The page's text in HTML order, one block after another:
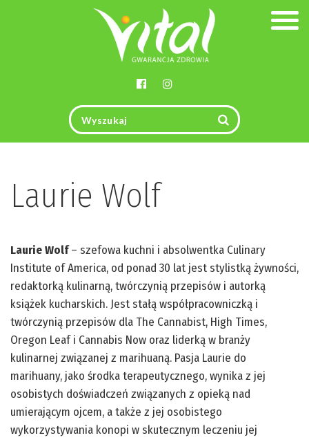
Laurie Wolf
Laurie Wolf– szefowa kuchni i absolwentka Culinary
Institute of America, od ponad 30 lat jest stylistką żywności,
redaktorką kulinarną, twórczynią przepisów i autorką
książek kucharskich. Jest stałą współpracowniczką i
twórczynią przepisów dla The Cannabist, High Times,
Oregon Leaf i Cannabis Now oraz liderką w branży
kulinarnej związanej z marihuaną. Pasja Laurie do
marihuany, jako środka terapeutycznego, wynika z jej
osobistych doświadczeń związanych z opieką nad
umierającym ojcem, a także z jej osobistego
wykorzystywania konopi w skutecznym leczeniu jej